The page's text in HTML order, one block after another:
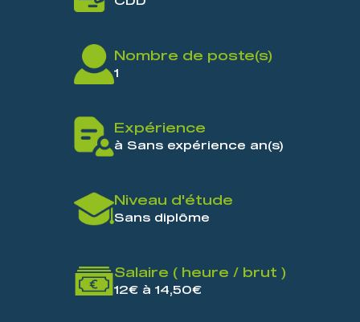
Nombre de poste(s)
1
Expérience
à Sans expérience an(s)
Niveau d'étude
Sans diplôme
Salaire ( heure / brut )
12€ à 14,50€